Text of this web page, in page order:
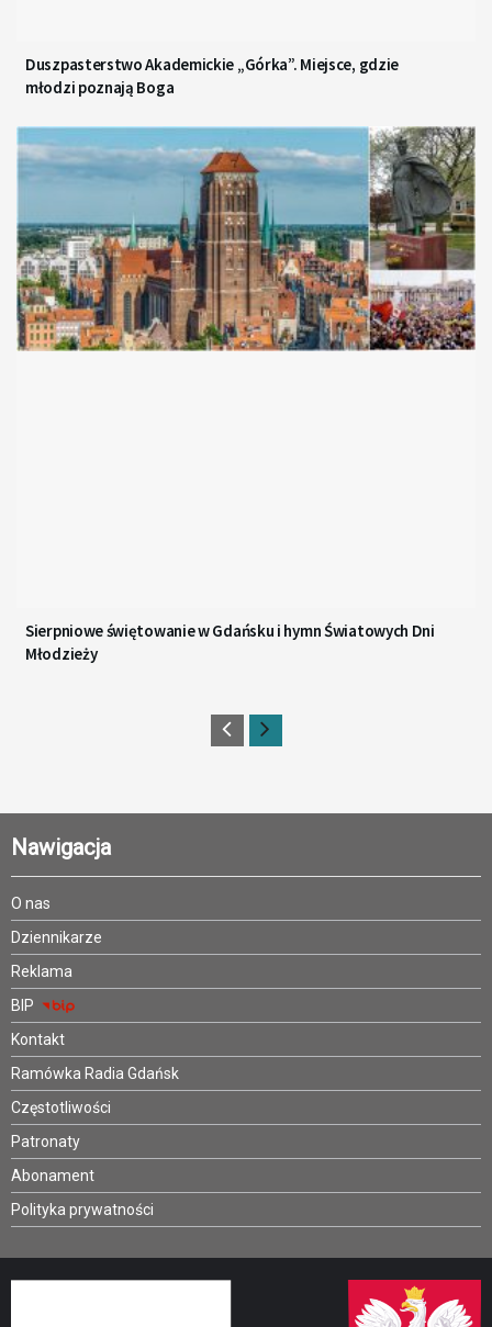
Duszpasterstwo Akademickie „Górka”. Miejsce, gdzie
młodzi poznają Boga
Sierpniowe świętowanie w Gdańsku i hymn Światowych Dni
Młodzieży
Nawigacja
O nas
Dziennikarze
Reklama
BIP
Kontakt
Ramówka Radia Gdańsk
Częstotliwości
Patronaty
Abonament
Polityka prywatności